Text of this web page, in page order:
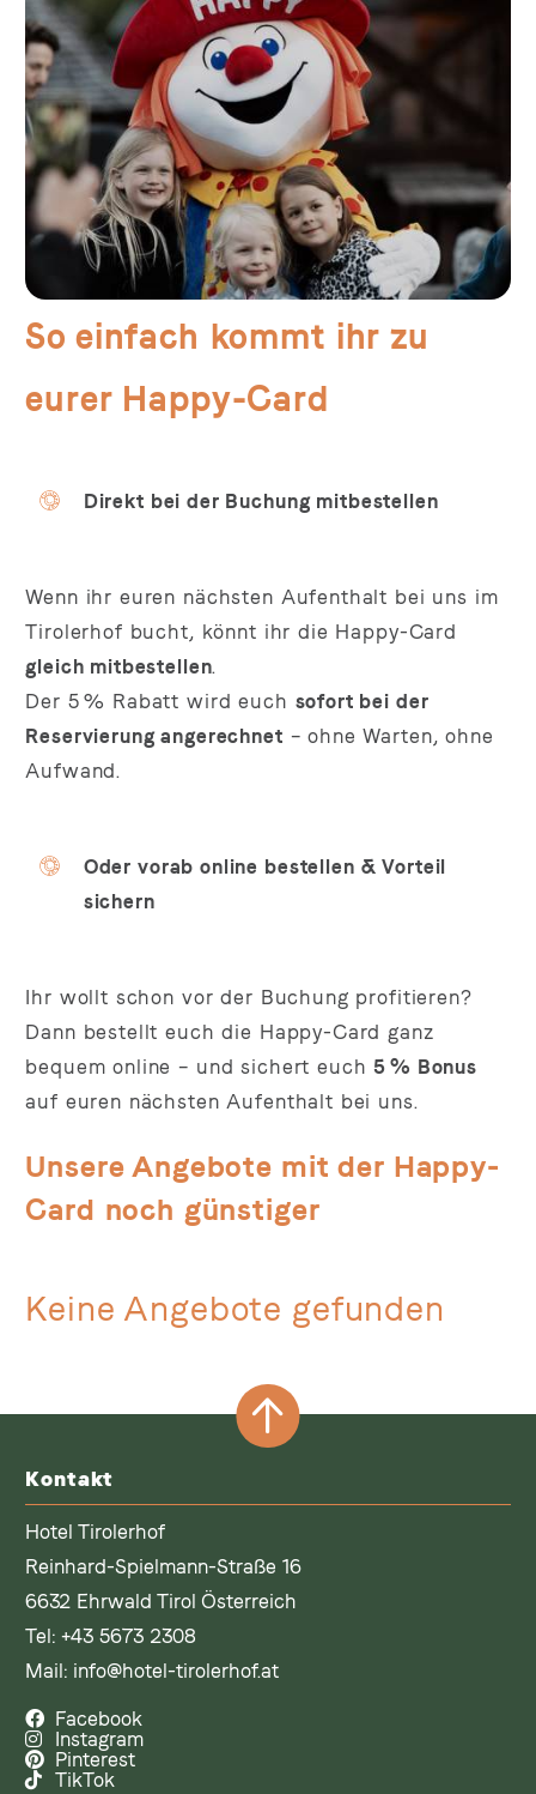
So einfach kommt ihr zu
eurer Happy-Card
Direkt bei der Buchung mitbestellen
Wenn ihr euren nächsten Aufenthalt bei uns im
Tirolerhof bucht, könnt ihr die Happy-Card
gleich mitbestellen.
Der 5 % Rabatt wird euch sofort bei der
Reservierung angerechnet – ohne Warten, ohne
Aufwand.
Oder vorab online bestellen & Vorteil
sichern
Ihr wollt schon vor der Buchung profitieren?
Dann bestellt euch die Happy-Card ganz
bequem online – und sichert euch5 % Bonus
auf euren nächsten Aufenthalt bei uns.
Unsere Angebote mit der Happy-
Card noch günstiger
Keine Angebote gefunden
Kontakt
Hotel Tirolerhof
Reinhard-Spielmann-Straße 16
6632 Ehrwald Tirol Österreich
Tel:+43 5673 2308
Mail: info@hotel-tirolerhof.at
Facebook
Instagram
Pinterest
TikTok